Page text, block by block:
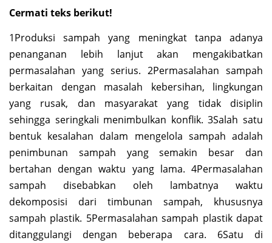
Cermati teks berikut!
1Produksi sampah yang meningkat tanpa adanya
penanganan lebih lanjut akan mengakibatkan
permasalahan yang serius. 2Permasalahan sampah
berkaitan dengan masalah kebersihan, lingkungan
yang rusak, dan masyarakat yang tidak disiplin
sehingga seringkali menimbulkan konflik. 3Salah satu
bentuk kesalahan dalam mengelola sampah adalah
penimbunan sampah yang semakin besar dan
bertahan dengan waktu yang lama. 4Permasalahan
sampah disebabkan oleh lambatnya waktu
dekomposisi dari timbunan sampah, khususnya
sampah plastik. 5Permasalahan sampah plastik dapat
ditanggulangi dengan beberapa cara. 6Satu di